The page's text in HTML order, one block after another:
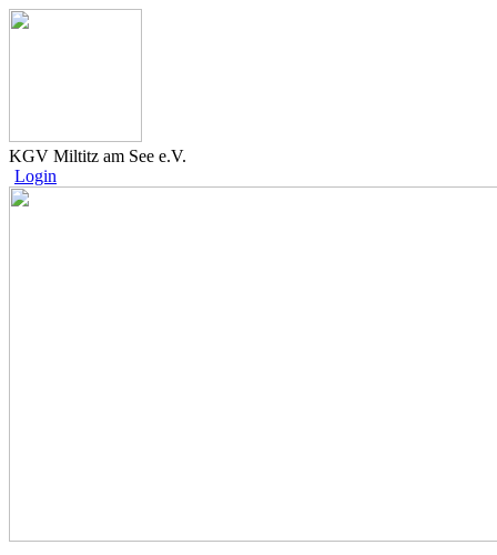
KGV Miltitz am See e.V.
Login